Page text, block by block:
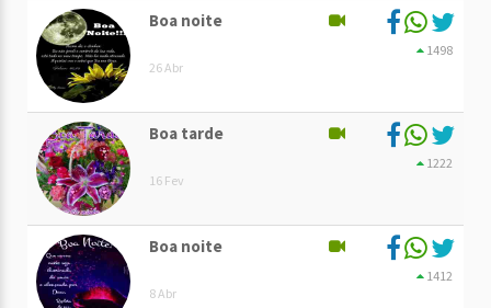
Boa noite
26 Abr
1498
Boa tarde
16 Fev
1222
Boa noite
8 Abr
1412